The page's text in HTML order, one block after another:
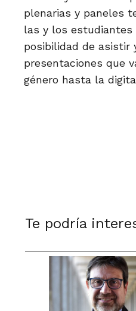
plenarias y paneles
las y los
posibilidad de asistir
presentaciones que
género hasta la
Te podría